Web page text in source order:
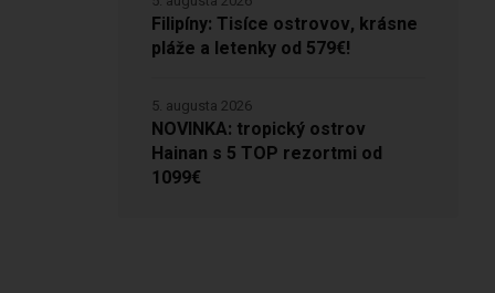
Filipíny: Tisíce ostrovov, krásne
pláže a letenky od 579€!
NOVINKA: tropický ostrov
Hainan s 5 TOP rezortmi od
1099€
5. augusta 2026